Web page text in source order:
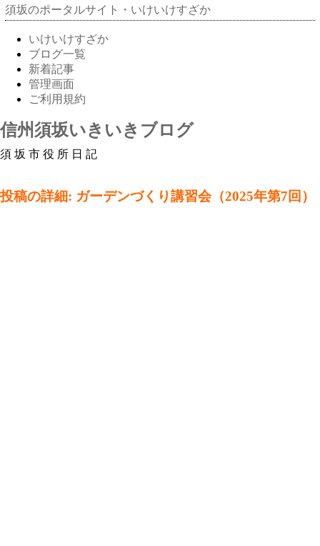
須坂のポータルサイト・いけいけすざか
いけいけすざか
ブログ一覧
新着記事
管理画面
ご利用規約
信州須坂いきいきブログ
須坂市役所日記
投稿の詳細: ガーデンづくり講習会（2025年第7回）